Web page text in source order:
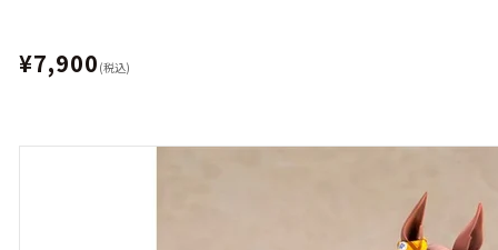
¥7,900 (税込)